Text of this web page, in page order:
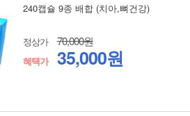
240캡슐 9종 배합 (치아,뼈건강)
정상가 70,000원
혜택가 35,000원